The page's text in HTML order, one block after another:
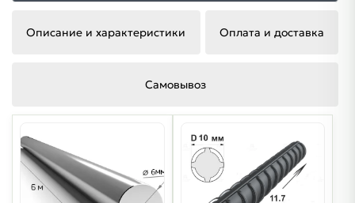
Описание и характеристики Оплата и доставка
Самовывоз